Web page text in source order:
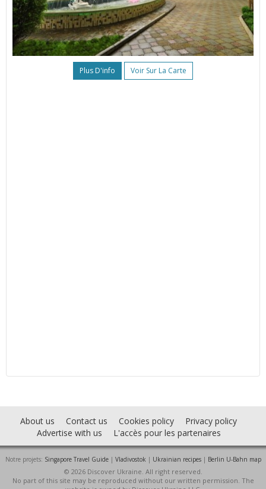
Plus D'info Voir Sur La Carte
About us Contact us Cookies policy
Privacy policy
Advertise with us
L'accès pour les partenaires
Notre projets: Singapore Travel Guide| Vladivostok | Ukrainian recipes| Berlin U-Bahn map
© 2026 Discover Ukraine. All right reserved.
No part of this site may be reproduced without our written permission. The